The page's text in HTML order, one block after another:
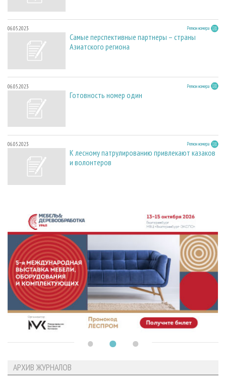
06.05.2023 Регион номера
Самые перспективные партнеры – страны
Азиатского региона
06.05.2023 Регион номера
Готовность номер один
06.05.2023 Регион номера
К лесному патрулированию привлекают казаков
и волонтеров
АРХИВ ЖУРНАЛОВ